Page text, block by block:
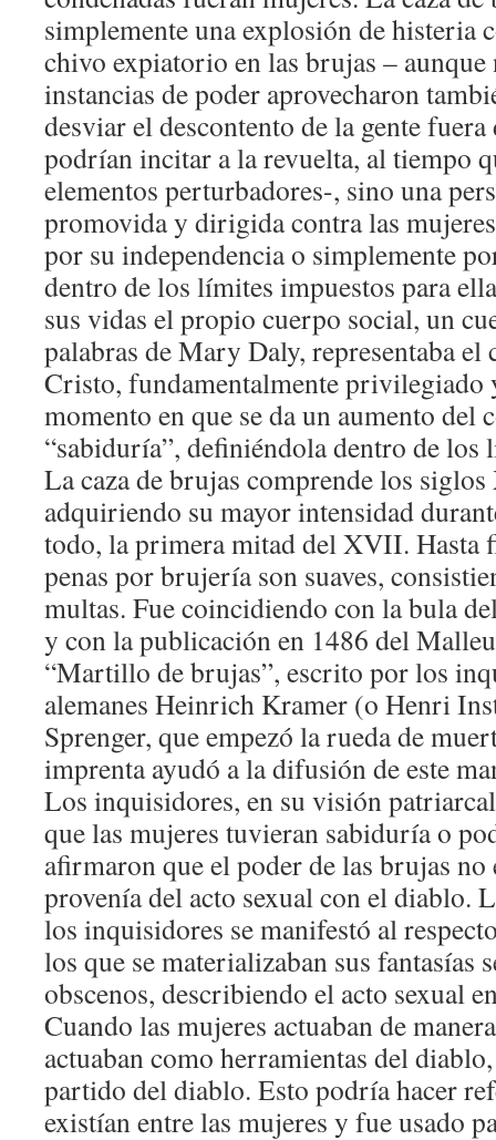
simplemente una explosión de histeria
chivo expiatorio en las brujas – aunque
instancias de poder aprovecharon
desviar el descontento de la gente fuera
podrían incitar a la revuelta, al tiempo
elementos perturbadores-, sino una
promovida y dirigida contra las
por su independencia o simplemente
dentro de los límites impuestos para
sus vidas el propio cuerpo social, un
palabras de Mary Daly, representaba
Cristo, fundamentalmente privilegiado
momento en que se da un aumento del
“sabiduría”, definiéndola dentro de los
La caza de brujas comprende los
adquiriendo su mayor intensidad
todo, la primera mitad del XVII. Hasta
penas por brujería son suaves,
multas. Fue coincidiendo con la bula
y con la publicación en 1486 del
“Martillo de brujas”, escrito por los
alemanes Heinrich Kramer (o Henri
Sprenger, que empezó la rueda de
imprenta ayudó a la difusión de este
Los inquisidores, en su visión
que las mujeres tuvieran sabiduría o
afirmaron que el poder de las brujas
provenía del acto sexual con el diablo.
los inquisidores se manifestó al
los que se materializaban sus fantasías
obscenos, describiendo el acto sexual
Cuando las mujeres actuaban de
actuaban como herramientas del
partido del diablo. Esto podría hacer
existían entre las mujeres y fue usado